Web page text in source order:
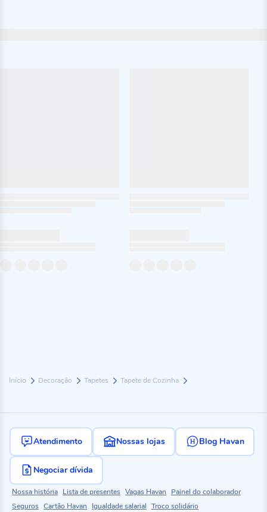
Início Decoração Tapetes Tapete de Cozinha
Atendimento Nossas lojas Blog Havan
Negociar dívida
Nossa história Lista de presentes Vagas Havan
Painel do colaborador
Seguros Cartão Havan Igualdade salarial Troco solidário